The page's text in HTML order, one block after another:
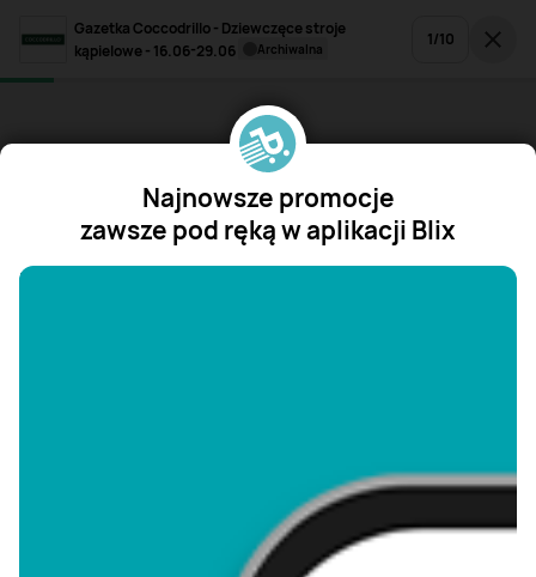
Gazetka Coccodrillo - Dziewczęce stroje
kąpielowe - 16.06-29.06
archiwalna 1/10
Najnowsze promocje
zawsze pod ręką w aplikacji Blix
"/>